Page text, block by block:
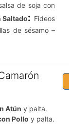
de soja con
Saltado: Fideos
de sésamo –
Atún y palta.
Pollo y palta.